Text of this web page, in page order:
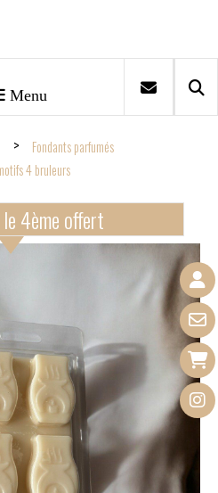
Menu
Fondants parfumés
4 bruleurs
4ème offert